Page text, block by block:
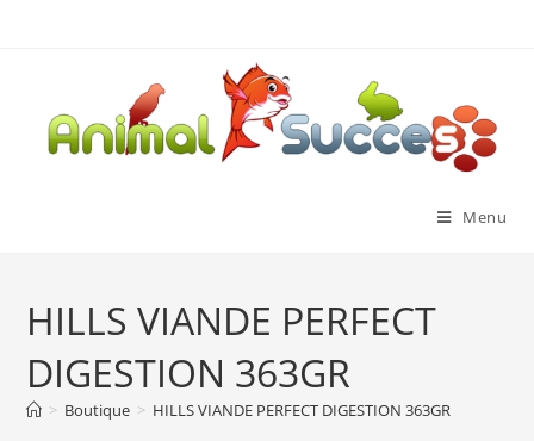
Menu
HILLS VIANDE PERFECT
DIGESTION 363GR
> Boutique > HILLS VIANDE PERFECT DIGESTION 363GR